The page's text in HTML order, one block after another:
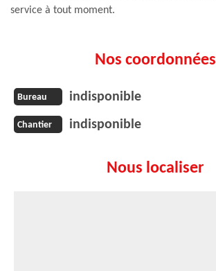
service à tout moment.
Nos coordonnées
Bureau indisponible
Chantier indisponible
Nous localiser